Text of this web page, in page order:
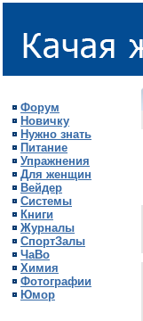
Форум
Новичку
Нужно знать
Питание
Упражнения
Для женщин
Вейдер
Системы
Книги
Журналы
СпортЗалы
ЧаВо
Химия
Фотографии
Юмор